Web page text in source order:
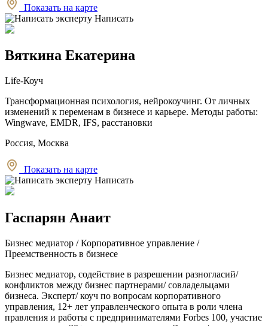
Показать на карте
Написать
Вяткина Екатерина
Life-Коуч
Трансформационная психология, нейрокоучинг. От личных
изменений к переменам в бизнесе и карьере. Методы работы:
Wingwave, EMDR, IFS, расстановки
Россия, Москва
Показать на карте
Написать
Гаспарян Анаит
Бизнес медиатор / Корпоративное управление /
Преемственность в бизнесе
Бизнес медиатор, содействие в разрешении разногласий/
конфликтов между бизнес партнерами/ совладельцами
бизнеса. Эксперт/ коуч по вопросам корпоративного
управления, 12+ лет управленческого опыта в роли члена
правления и работы с предпринимателями Forbes 100, участие